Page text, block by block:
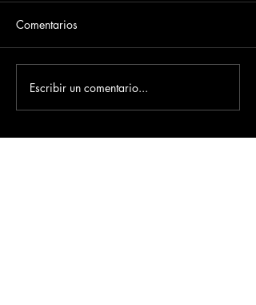
Comentarios
Escribir un comentario...